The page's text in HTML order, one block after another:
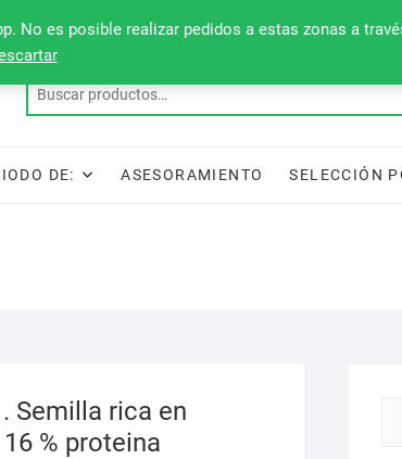
No es posible realizar pedidos a estas zonas a
DE: ASESORAMIENTO SELECCIÓN
Semilla rica en
% proteina